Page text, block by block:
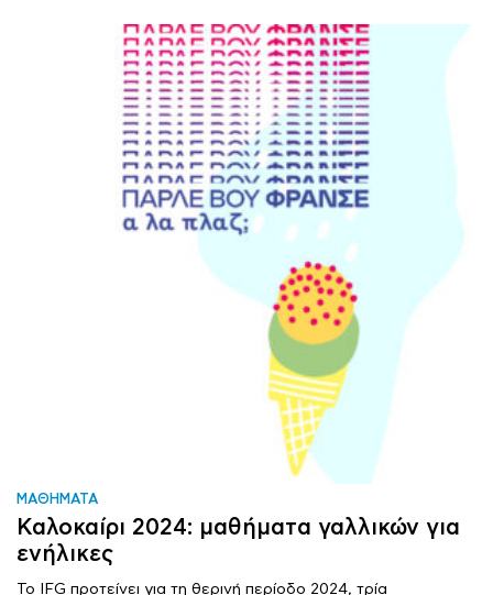
ΜΑΘΗΜΑΤΑ
Καλοκαίρι 2024: μαθήματα γαλλικών για
ενήλικες
Το IFG προτείνει για τη θερινή περίοδο 2024, τρία